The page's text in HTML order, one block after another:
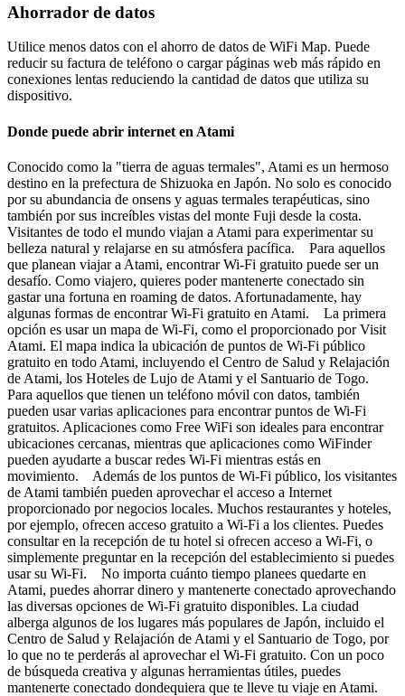
Ahorrador de datos
Utilice menos datos con el ahorro de datos de WiFi Map. Puede
reducir su factura de teléfono o cargar páginas web más rápido en
conexiones lentas reduciendo la cantidad de datos que utiliza su
dispositivo.
Donde puede abrir internet en Atami
Conocido como la "tierra de aguas termales", Atami es un hermoso
destino en la prefectura de Shizuoka en Japón. No solo es conocido
por su abundancia de onsens y aguas termales terapéuticas, sino
también por sus increíbles vistas del monte Fuji desde la costa.
Visitantes de todo el mundo viajan a Atami para experimentar su
belleza natural y relajarse en su atmósfera pacífica. Para aquellos
que planean viajar a Atami, encontrar Wi-Fi gratuito puede ser un
desafío. Como viajero, quieres poder mantenerte conectado sin
gastar una fortuna en roaming de datos. Afortunadamente, hay
algunas formas de encontrar Wi-Fi gratuito en Atami. La primera
opción es usar un mapa de Wi-Fi, como el proporcionado por Visit
Atami. El mapa indica la ubicación de puntos de Wi-Fi público
gratuito en todo Atami, incluyendo el Centro de Salud y Relajación
de Atami, los Hoteles de Lujo de Atami y el Santuario de Togo.
Para aquellos que tienen un teléfono móvil con datos, también
pueden usar varias aplicaciones para encontrar puntos de Wi-Fi
gratuitos. Aplicaciones como Free WiFi son ideales para encontrar
ubicaciones cercanas, mientras que aplicaciones como WiFinder
pueden ayudarte a buscar redes Wi-Fi mientras estás en
movimiento. Además de los puntos de Wi-Fi público, los visitantes
de Atami también pueden aprovechar el acceso a Internet
proporcionado por negocios locales. Muchos restaurantes y hoteles,
por ejemplo, ofrecen acceso gratuito a Wi-Fi a los clientes. Puedes
consultar en la recepción de tu hotel si ofrecen acceso a Wi-Fi, o
simplemente preguntar en la recepción del establecimiento si puedes
usar su Wi-Fi. No importa cuánto tiempo planees quedarte en
Atami, puedes ahorrar dinero y mantenerte conectado aprovechando
las diversas opciones de Wi-Fi gratuito disponibles. La ciudad
alberga algunos de los lugares más populares de Japón, incluido el
Centro de Salud y Relajación de Atami y el Santuario de Togo, por
lo que no te perderás al aprovechar el Wi-Fi gratuito. Con un poco
de búsqueda creativa y algunas herramientas útiles, puedes
mantenerte conectado dondequiera que te lleve tu viaje en Atami.